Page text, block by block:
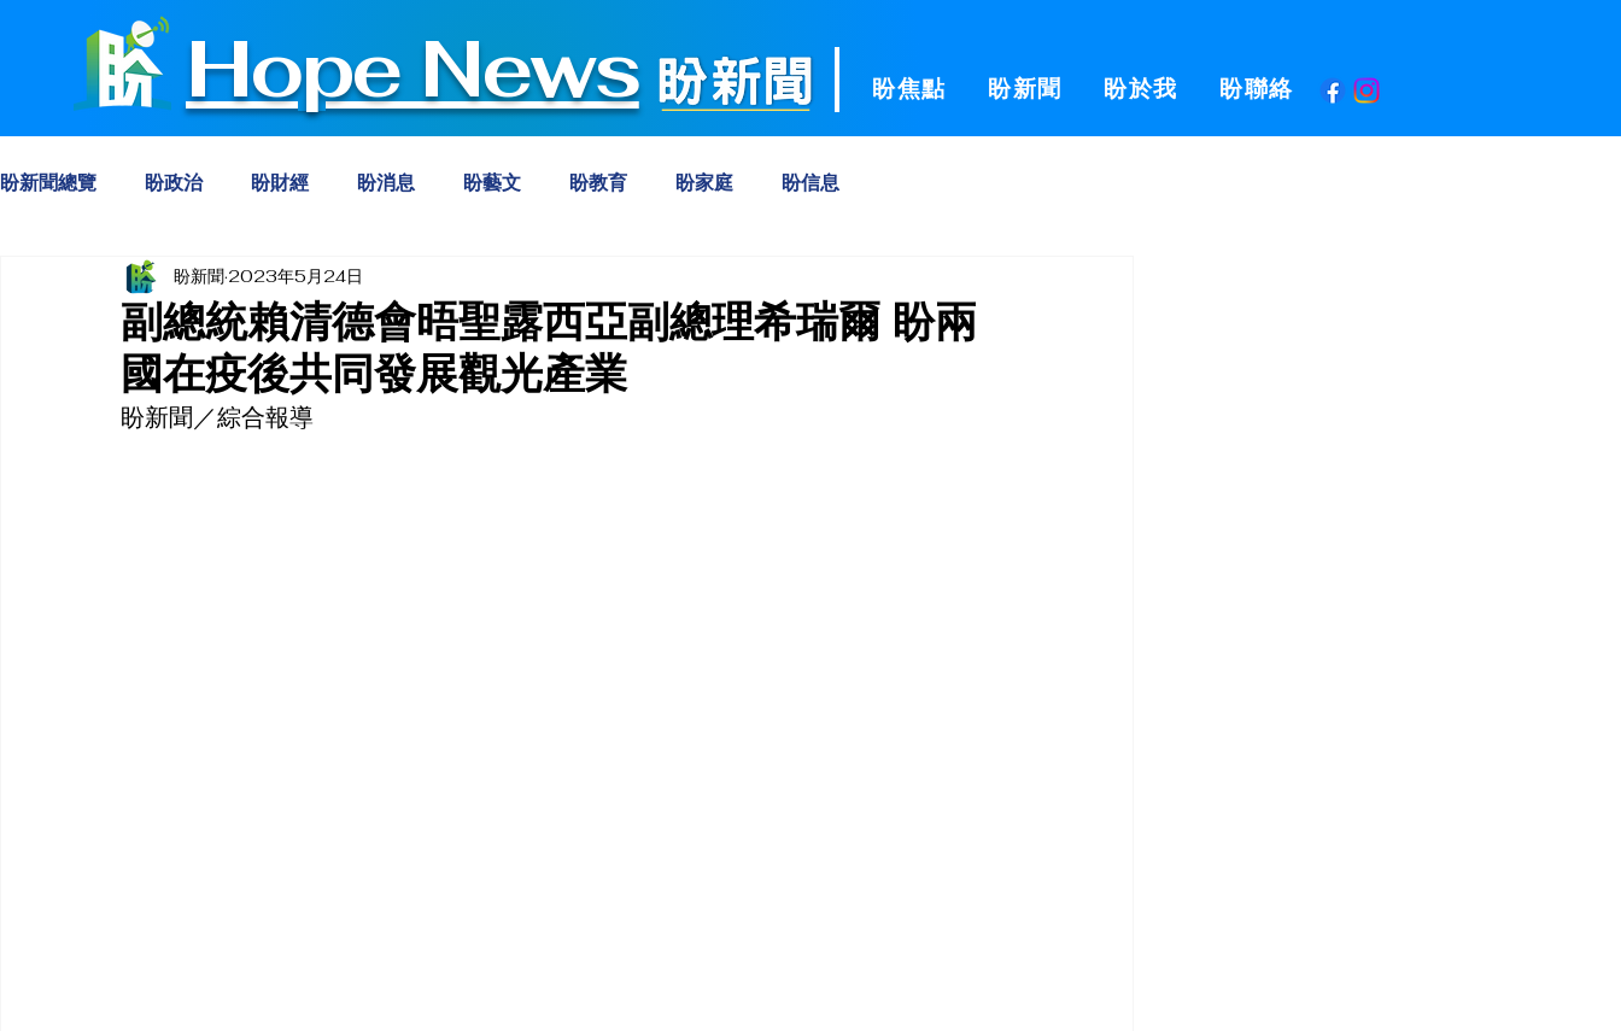
Hope News 盼焦點 盼新聞 盼於我 盼聯絡
盼新聞總覽 盼政治 盼財經 盼消息 盼藝文 盼教育 盼家庭 盼信息
副總統賴清德會晤聖露西亞副總理希瑞爾 盼兩
國在疫後共同發展觀光產業
盼新聞 2023年5月24日
盼新聞／綜合報導